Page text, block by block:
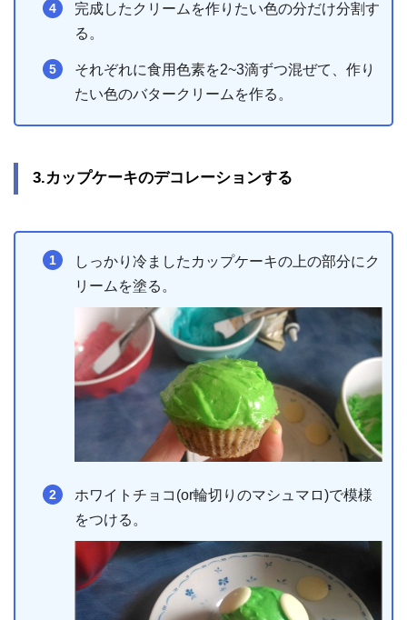
完成したクリームを作りたい色の分だけ分割す
る。
それぞれに食用色素を2~3滴ずつ混ぜて、作り
たい色のバタークリームを作る。
3.カップケーキのデコレーションする
しっかり冷ましたカップケーキの上の部分にク
リームを塗る。
ホワイトチョコ(or輪切りのマシュマロ)で模様
をつける。